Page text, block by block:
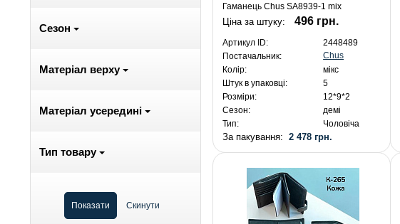
Сезон
Матеріал верху
Матеріал усередині
Тип товару
Гаманець Chus SA8939-1 mix
Ціна за штуку: 496 грн.
Артикул ID:
2448489
Постачальник:
Chus
Колір:
мікс
Штук в упаковці:
5
Розміри:
12*9*2
Сезон:
демі
Тип:
Чоловіча
За пакування:2 478 грн.